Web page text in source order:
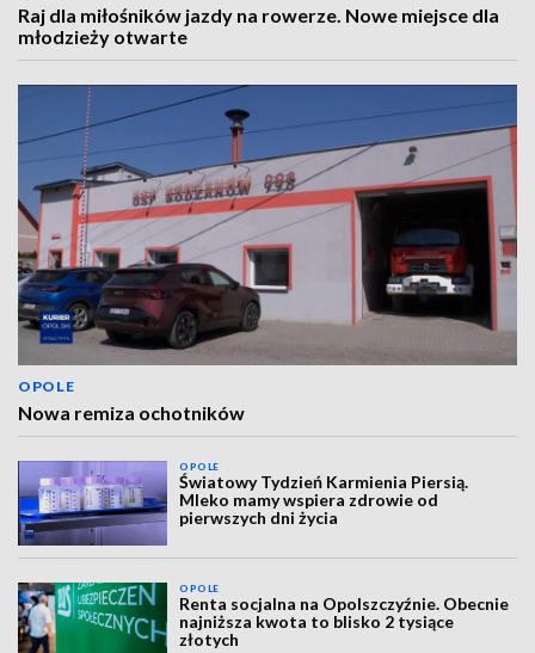
Raj dla miłośników jazdy na rowerze. Nowe miejsce dla
młodzieży otwarte
OPOLE
Nowa remiza ochotników
OPOLE
Światowy Tydzień Karmienia Piersią.
Mleko mamy wspiera zdrowie od
pierwszych dni życia
OPOLE
Renta socjalna na Opolszczyźnie. Obecnie
najniższa kwota to blisko 2 tysiące
złotych